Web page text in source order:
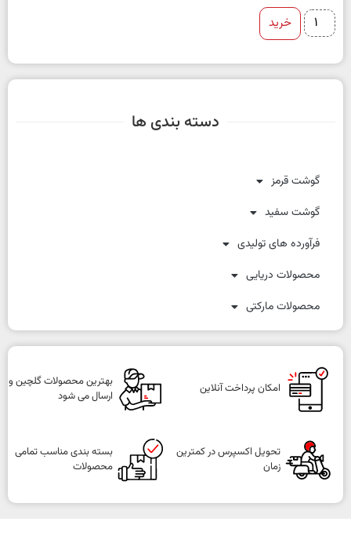
دسته بندی ها
گوشت قرمز
گوشت سفید
فرآورده های تولیدی
محصولات دریایی
محصولات مارکتی
خرید
امکان پرداخت آنلاین
بهترین محصولات گلچین و
ارسال می شود
تحویل اکسپرس در کمترین
زمان
بسته بندی مناسب تمامی
محصولات